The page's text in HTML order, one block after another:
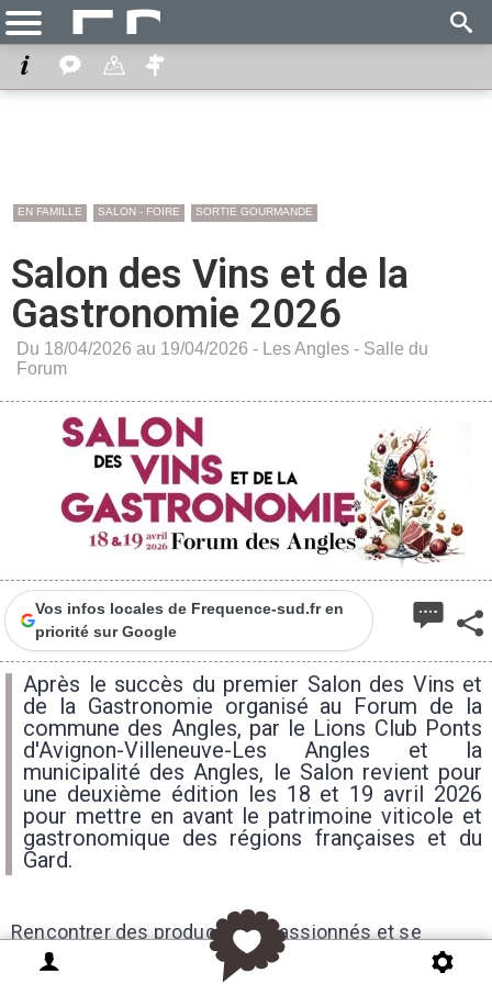
EN FAMILLE SALON - FOIRE SORTIE GOURMANDE
Salon des Vins et de la
Gastronomie 2026
Du 18/04/2026 au 19/04/2026 - Les Angles - Salle du
Forum
Vos infos locales de Frequence-sud.fr en
priorité sur Google
Après le succès du premier Salon des Vins et
de la Gastronomie organisé au Forum de la
commune des Angles, par le Lions Club Ponts
d'Avignon-Villeneuve-Les Angles et la
municipalité des Angles, le Salon revient pour
une deuxième édition les 18 et 19 avril 2026
pour mettre en avant le patrimoine viticole et
gastronomique des régions françaises et du
Gard.
Rencontrer des producteurs passionnés et se
laisser séduire par une sélection de vins et produits